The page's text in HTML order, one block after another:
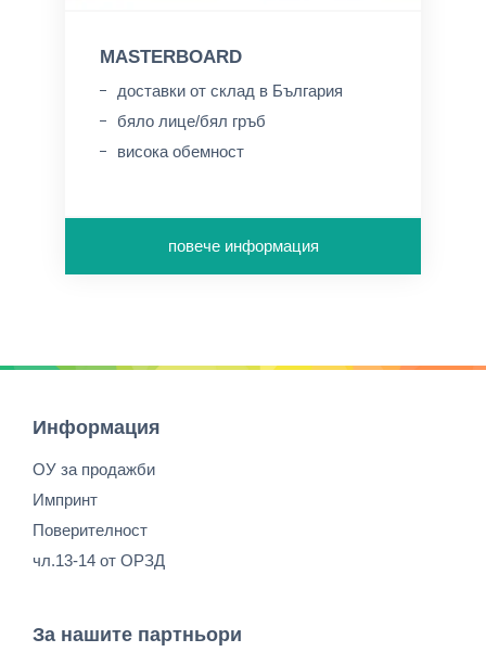
MASTERBOARD
доставки от склад в България
бяло лице/бял гръб
висока обемност
повече информация
Информация
ОУ за продажби
Импринт
Поверителност
чл.13-14 от ОРЗД
За нашите партньори